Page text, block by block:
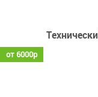
от 6000р